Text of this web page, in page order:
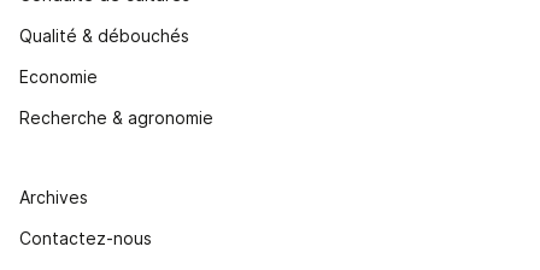
Qualité & débouchés
Economie
Recherche & agronomie
Archives
Contactez-nous